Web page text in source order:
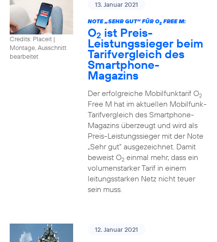
Credits: Placeit |
Montage, Ausschnitt
bearbeitet
13. Januar 2021
NOTE „SEHR GUT“ FÜR O2FREE M:
O2 ist Preis-
Leistungssieger beim
Tarifvergleich des
Smartphone-
Magazins
Der erfolgreiche Mobilfunktarif O2
Free M hat im aktuellen Mobilfunk-
Tarifvergleich des Smartphone-
Magazins überzeugt und wird als
Preis-Leistungssieger mit der Note
„Sehr gut“ ausgezeichnet. Damit
beweist O2einmal mehr, dass ein
volumenstarker Tarif in einem
leitungsstarken Netz nicht teuer
sein muss.
12. Januar 2021